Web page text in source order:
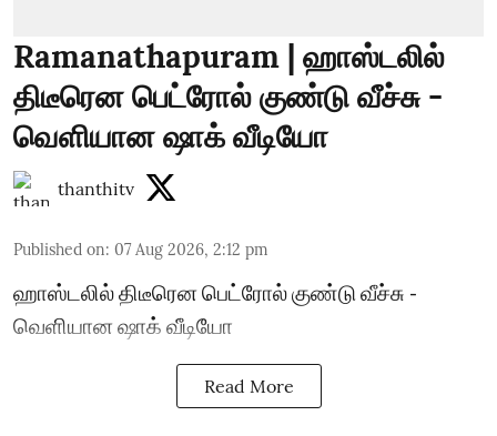
Ramanathapuram | ஹாஸ்டலில்
திடீரென பெட்ரோல் குண்டு வீச்சு -
வெளியான ஷாக் வீடியோ
thanthitv
Published on: 07 Aug 2026, 2:12 pm
ஹாஸ்டலில் திடீரென பெட்ரோல் குண்டு வீச்சு -
வெளியான ஷாக் வீடியோ
Read More